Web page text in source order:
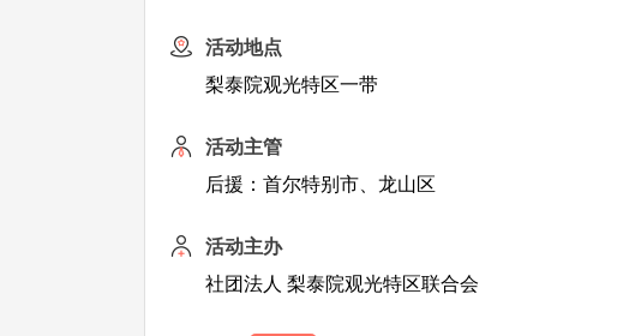
活动地点
梨泰院观光特区一带
活动主管
后援：首尔特别市、龙山区
活动主办
社团法人 梨泰院观光特区联合会